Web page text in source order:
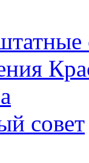
совет